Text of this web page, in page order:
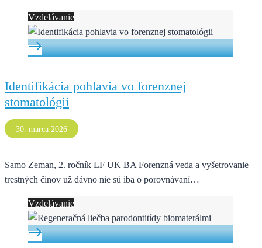
Vzdelávanie
Identifikácia pohlavia vo forenznej
stomatológii
30. marca 2026
Samo Zeman, 2. ročník LF UK BA Forenzná veda a vyšetrovanie
trestných činov už dávno nie sú iba o porovnávaní…
Vzdelávanie